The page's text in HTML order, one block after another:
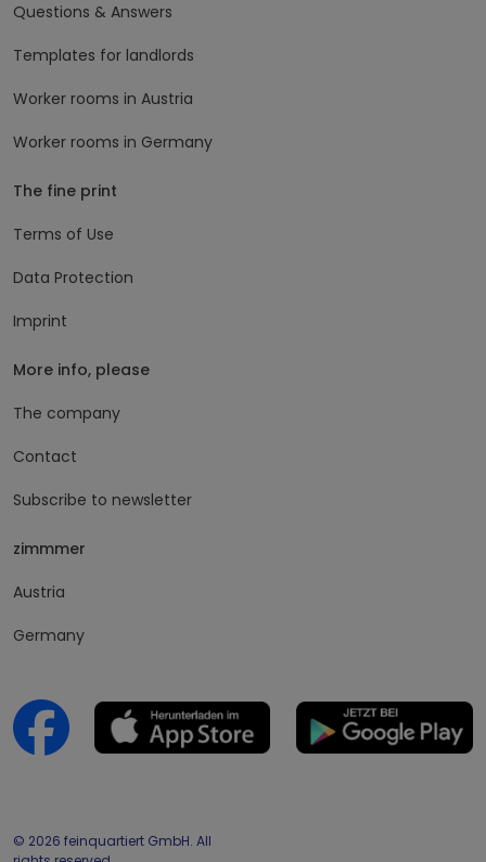
Questions & Answers
Templates for landlords
Worker rooms in Austria
Worker rooms in Germany
The fine print
Terms of Use
Data Protection
Imprint
More info, please
The company
Contact
Subscribe to newsletter
zimmmer
Austria
Germany
© 2026 feinquartiert GmbH. All